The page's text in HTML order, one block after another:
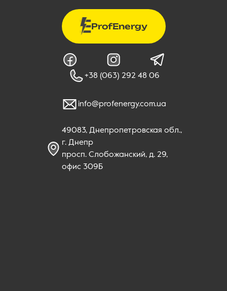
ProfEnergy
+38 (063) 292 48 06
info@profenergy.com.ua
49083, Днепропетровская обл.,
г. Днепр
просп. Слобожанский, д. 29,
офис 309Б